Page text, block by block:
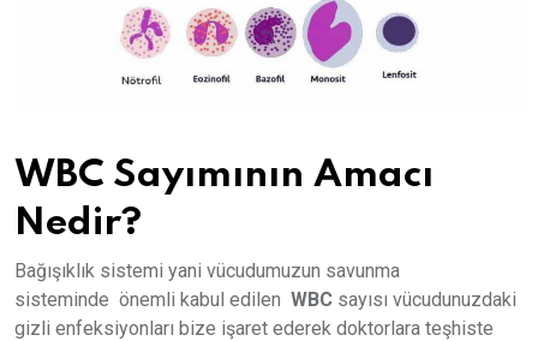
WBC Sayımının Amacı
Nedir?
Bağışıklık sistemi yani vücudumuzun savunma
sisteminde önemli kabul edilen WBC sayısı vücudunuzdaki
gizli enfeksiyonları bize işaret ederek doktorlara teşhiste